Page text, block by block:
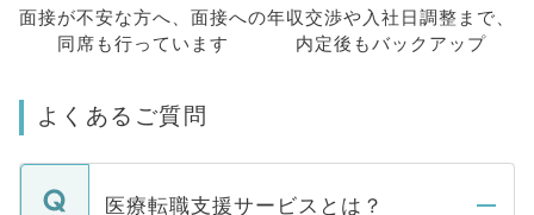
面接が不安な方へ、 面接への
同席も行っています
年収交渉や入社日調整まで、
内定後もバックアップ
よくあるご質問
医療転職支援サービスとは？